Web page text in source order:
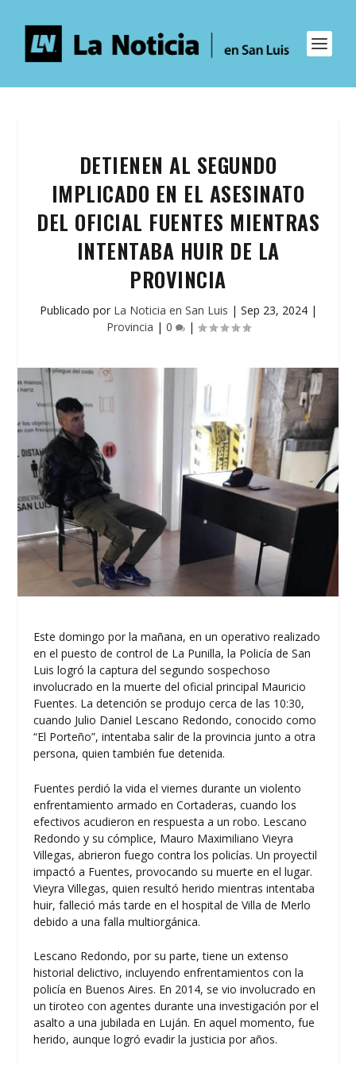
DETIENEN AL SEGUNDO
IMPLICADO EN EL ASESINATO
DEL OFICIAL FUENTES MIENTRAS
INTENTABA HUIR DE LA
PROVINCIA
Publicado por La Noticia en San Luis | Sep 23, 2024|
Provincia | 0 |
Este domingo por la mañana, en un operativo realizado
en el puesto de control de La Punilla, la Policía de San
Luis logró la captura del segundo sospechoso
involucrado en la muerte del oficial principal Mauricio
Fuentes. La detención se produjo cerca de las 10:30,
cuando Julio Daniel Lescano Redondo, conocido como
“El Porteño”, intentaba salir de la provincia junto a otra
persona, quien también fue detenida.
Fuentes perdió la vida el viernes durante un violento
enfrentamiento armado en Cortaderas, cuando los
efectivos acudieron en respuesta a un robo. Lescano
Redondo y su cómplice, Mauro Maximiliano Vieyra
Villegas, abrieron fuego contra los policías. Un proyectil
impactó a Fuentes, provocando su muerte en el lugar.
Vieyra Villegas, quien resultó herido mientras intentaba
huir, falleció más tarde en el hospital de Villa de Merlo
debido a una falla multiorgánica.
Lescano Redondo, por su parte, tiene un extenso
historial delictivo, incluyendo enfrentamientos con la
policía en Buenos Aires. En 2014, se vio involucrado en
un tiroteo con agentes durante una investigación por el
asalto a una jubilada en Luján. En aquel momento, fue
herido, aunque logró evadir la justicia por años.